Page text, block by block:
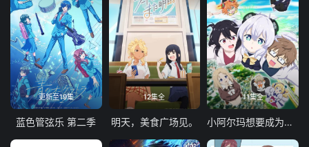
更新至19集
蓝色管弦乐 第二季
12集全
明天，美食广场见。
11集全
小阿尔玛想要成为家人